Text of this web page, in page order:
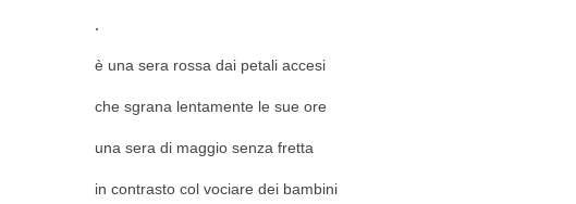
.
è una sera rossa dai petali accesi
che sgrana lentamente le sue ore
una sera di maggio senza fretta
in contrasto col vociare dei bambini